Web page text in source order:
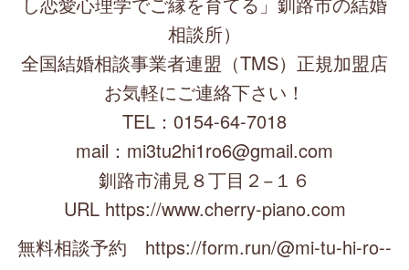
相談所）
全国結婚相談事業者連盟（TMS）正規加盟店
お気軽にご連絡下さい！
TEL：0154-64-7018
mail：mi3tu2hi1ro6@gmail.com
釧路市浦見８丁目２−１６
URL https://www.cherry-piano.com
無料相談予約 https://form.run/@mi-tu-hi-ro--